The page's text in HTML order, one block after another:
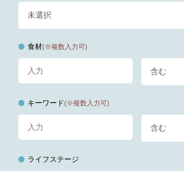
食材(※複数入力可)
キーワード(※複数入力可)
ライフステージ